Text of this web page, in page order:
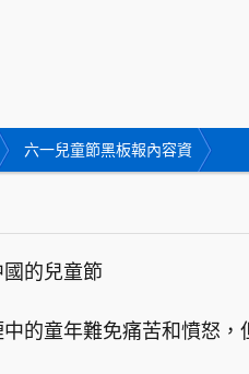
六一兒童節黑板報內容資
國的兒童節
中的童年難免痛苦和憤怒